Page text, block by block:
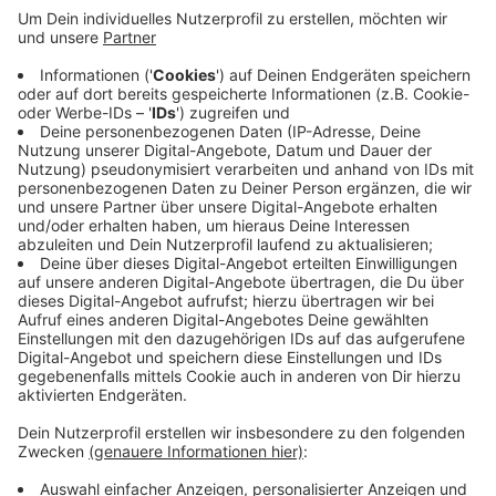
rote Ampeln. Etwa ein Dutzend Streifenwagen aus
Verfolgung auf. An einer Kreuzung in der Hagener
Innenstadt kracht der Autofahrer dann mit einem
anderen Wagen zusammen - die Verfolgungsjagd
ist damit beendet. Warum der 43-Jährige flüchtete,
ist unklar. Die Polizei prüft, ob Alkohol oder
Drogen im Spiel waren.
Veröffentlicht:Montag, 20.01.2020 07:13
Anzeige
Anzeige